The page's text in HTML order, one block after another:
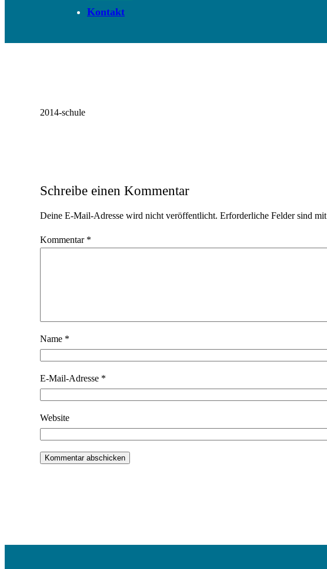
Kontakt
2014-schule
Schreibe einen Kommentar
Deine E-Mail-Adresse wird nicht veröffentlicht. Erforderliche Felder sind mit
Kommentar *
Name *
E-Mail-Adresse *
Website